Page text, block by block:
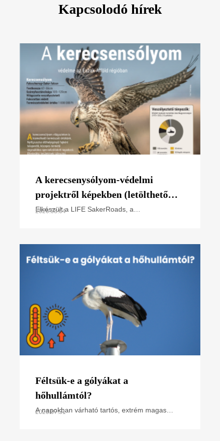
Kapcsolodó hírek
A kerecsenysólyom-védelmi
projektről képekben (letölthető
poszter)
Elkészült a LIFE SakerRoads, a
2026.08.04
Féltsük-e a gólyákat a
hőhullámtól?
A napokban várható tartós, extrém magas
2026.07.31